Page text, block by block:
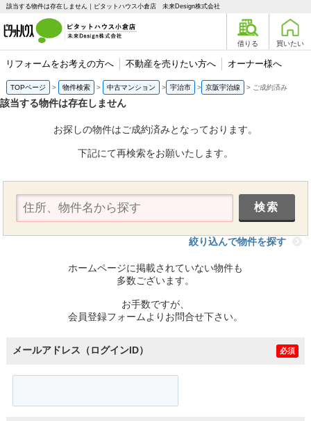
該当する物件は存在しません｜ピタットハウス小倉店 未来Design株式会社
借りる 買いたい
リフォームをお考えの方へ 不動産を売りたい方へ オーナー様へ
TOPページ 物件検索 中古マンション 宇治市 京阪宇治線 ご成約済み
該当する物件は存在しません
お探しの物件はご成約済みとなっております。
下記にて再検索をお願いたします。
絞り込んで物件を探す
ホームページに掲載されていない物件も
多数ございます。
お手数ですが、
会員登録フォームよりお問合せ下さい。
メールアドレス（ログインID） 必須